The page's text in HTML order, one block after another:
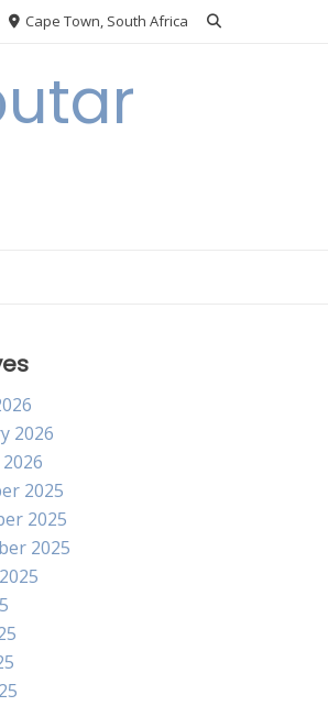
Cape Town, South Africa
2026
2025
2025
2025